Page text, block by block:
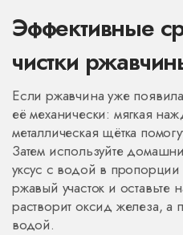
Эффективные
чистки
Если ржавчина уже
её механически: мягкая
металлическая щётка
Затем используйте
уксус с водой в пропорции
ржавый участок и оставьте
растворит оксид железа, а
водой.